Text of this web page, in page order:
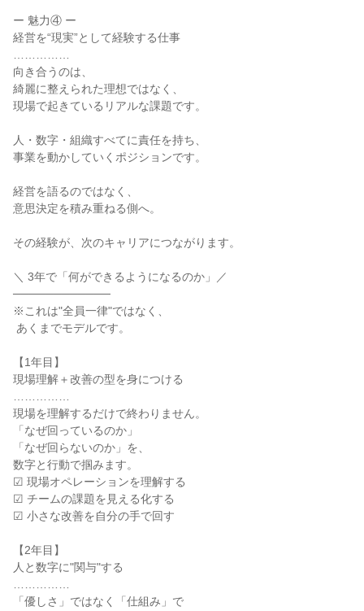
ー 魅力④ ー
経営を“現実”として経験する仕事
向き合うのは、
綺麗に整えられた理想ではなく、
現場で起きているリアルな課題です。
人・数字・組織すべてに責任を持ち、
事業を動かしていくポジションです。
経営を語るのではなく、
意思決定を積み重ねる側へ。
その経験が、次のキャリアにつながります。
＼ 3年で「何ができるようになるのか」／
────────────
※これは"全員一律"ではなく、
【1年目】
現場理解＋改善の型を身につける
現場を理解するだけで終わりません。
「なぜ回っているのか」
「なぜ回らないのか」を、
数字と行動で掴みます。
☑ 現場オペレーションを理解する
☑ チームの課題を見える化する
☑ 小さな改善を自分の手で回す
【2年目】
人と数字に"関与"する
「優しさ」ではなく「仕組み」で